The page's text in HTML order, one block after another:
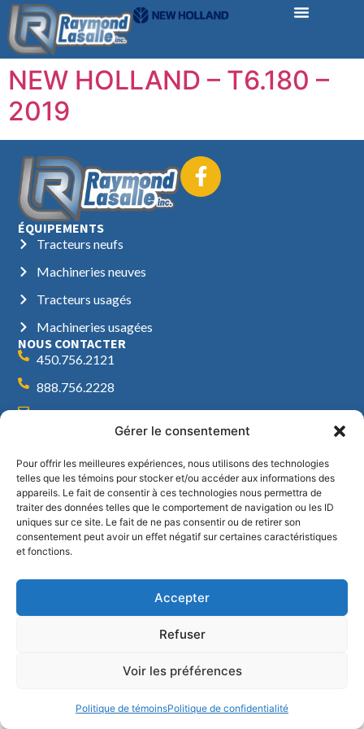
Gérer le consentement
Pour offrir les meilleures expériences, nous utilisons des technologies
telles que les témoins pour stocker et/ou accéder aux informations des
appareils. Le fait de consentir à ces technologies nous permettra de
traiter des données telles que le comportement de navigation ou les ID
uniques sur ce site. Le fait de ne pas consentir ou de retirer son
consentement peut avoir un effet négatif sur certaines caractéristiques
et fonctions.
Accepter
Refuser
Voir les préférences
Politique de témoinsPolitique de confidentialité
NEW HOLLAND – T6.180 –
2019
ÉQUIPEMENTS
Tracteurs neufs
Machineries neuves
Tracteurs usagés
Machineries usagées
NOUS CONTACTER
450.756.2121
888.756.2228
vente@raymondlasalle.com
St-Thomas de Joliette
Québec, J0K 3L0
Du lundi au vendredi :
8h à 17h
© 2026 Raymond Lasalle Inc. - Agence web et SEO -Audience Cible